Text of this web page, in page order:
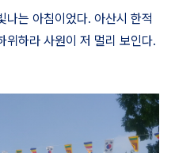
나는 아침이었다. 아산시 한적
위하라 사원이 저 멀리 보인다.